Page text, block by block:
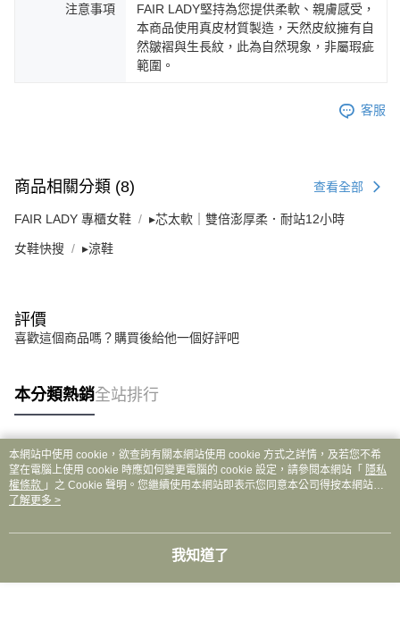
注意事項
FAIR LADY堅持為您提供柔軟、親膚感受，
本商品使用真皮材質製造，天然皮紋擁有自
然皺褶與生長紋，此為自然現象，非屬瑕疵
範圍。
客服
商品相關分類 (8) 查看全部
FAIR LADY 專櫃女鞋 ▸芯太軟｜雙倍澎厚柔．耐站12小時
女鞋快搜 ▸涼鞋
評價
喜歡這個商品嗎？購買後給他一個好評吧
本分類熱銷全站排行
熱門標籤
本網站中使用 cookie，欲查詢有關本網站使用 cookie 方式之詳情，及若您不希
望在電腦上使用 cookie 時應如何變更電腦的 cookie 設定，請參閱本網站「 隱私
權條款 」之 Cookie 聲明。您繼續使用本網站即表示您同意本公司得按本網站使
用條款之 Cookie 聲明使用 cookie。
了解更多 >
我知道了